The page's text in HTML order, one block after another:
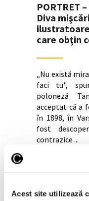
Acest site utilizează
PORTRET
Diva
care obţin
„Nu există
faci tu",
poloneză
acceptat că a
în 1898, în
fost
contrazice